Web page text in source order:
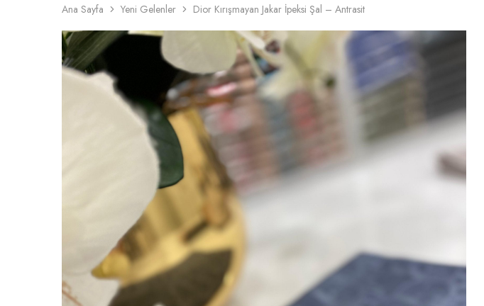
Ana Sayfa Yeni Gelenler Dior Kırışmayan Jakar İpeksi Şal – Antrasit